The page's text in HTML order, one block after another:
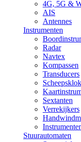
4G, 5G &
AIS
Antennes
Instrumenten
Radar
Navtex
Kompassen
Transducers
Sextanten
Verrekijkers
Stuurautomaten